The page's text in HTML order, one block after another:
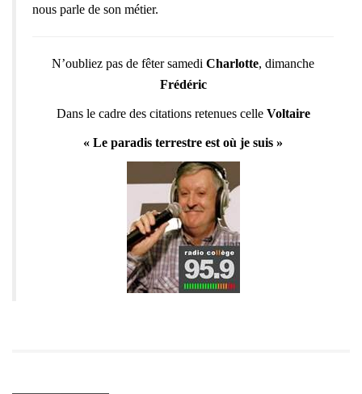
nous parle de son métier.
N’oubliez pas de fêter samedi Charlotte, dimanche
Frédéric
Dans le cadre des citations retenues celle Voltaire
« Le paradis terrestre est où je suis »